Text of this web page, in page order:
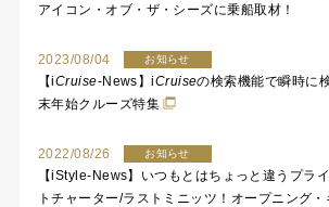
アイコン・オブ・ザ・シーズに乗船取材！
2023/08/04 お知らせ
【iCruise-News】iCruiseの検索機能で瞬時に
末年始クルーズ特集
2022/08/26 お知らせ
【iStyle-News】いつもとはちょっと違うプラ
トチャーター/ラストミニッツ！オープニング